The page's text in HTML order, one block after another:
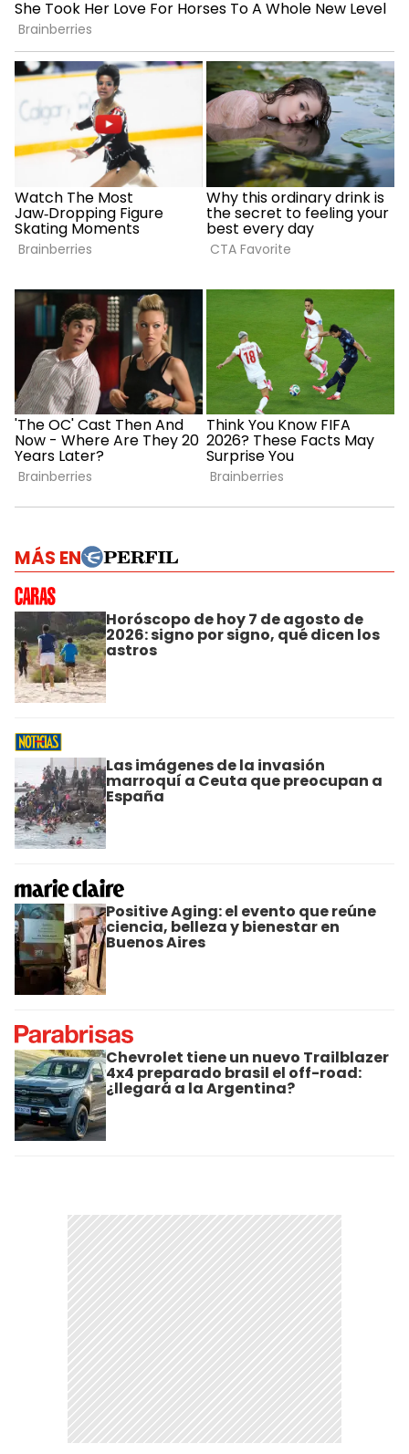
MÁS EN
Horóscopo de hoy 7 de agosto de
2026: signo por signo, qué dicen los
astros
Las imágenes de la invasión
marroquí a Ceuta que preocupan a
España
Positive Aging: el evento que reúne
ciencia, belleza y bienestar en
Buenos Aires
Chevrolet tiene un nuevo Trailblazer
4x4 preparado brasil el off-road:
¿llegará a la Argentina?